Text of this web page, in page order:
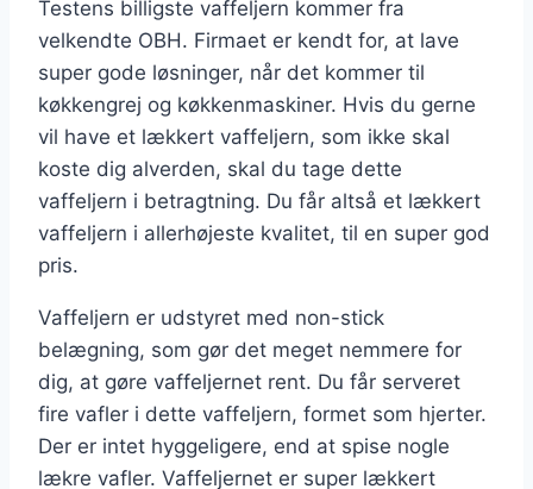
Testens billigste vaffeljern kommer fra
velkendte OBH. Firmaet er kendt for, at lave
super gode løsninger, når det kommer til
køkkengrej og køkkenmaskiner. Hvis du gerne
vil have et lækkert vaffeljern, som ikke skal
koste dig alverden, skal du tage dette
vaffeljern i betragtning. Du får altså et lækkert
vaffeljern i allerhøjeste kvalitet, til en super god
pris.
Vaffeljern er udstyret med non-stick
belægning, som gør det meget nemmere for
dig, at gøre vaffeljernet rent. Du får serveret
fire vafler i dette vaffeljern, formet som hjerter.
Der er intet hyggeligere, end at spise nogle
lækre vafler. Vaffeljernet er super lækkert